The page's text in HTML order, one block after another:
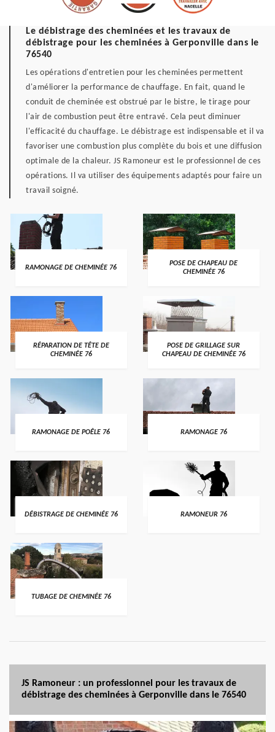
Le débistrage des cheminées et les travaux de
débistrage pour les cheminées à Gerponville dans le
76540
Les opérations d'entretien pour les cheminées permettent
d'améliorer la performance de chauffage. En fait, quand le
conduit de cheminée est obstrué par le bistre, le tirage pour
l'air de combustion peut être entravé. Cela peut diminuer
l'efficacité du chauffage. Le débistrage est indispensable et il va
favoriser une combustion plus complète du bois et une diffusion
optimale de la chaleur. JS Ramoneur est le professionnel de ces
opérations. Il va utiliser des équipements adaptés pour faire un
travail soigné.
RAMONAGE DE CHEMINÉE 76
POSE DE CHAPEAU DE
CHEMINÉE 76
RÉPARATION DE TÊTE DE
CHEMINÉE 76
POSE DE GRILLAGE SUR
CHAPEAU DE CHEMINÉE 76
RAMONAGE DE POÊLE 76 RAMONAGE 76
DÉBISTRAGE DE CHEMINÉE 76 RAMONEUR 76
TUBAGE DE CHEMINÉE 76
JS Ramoneur : un professionnel pour les travaux de
débistrage des cheminées à Gerponville dans le 76540